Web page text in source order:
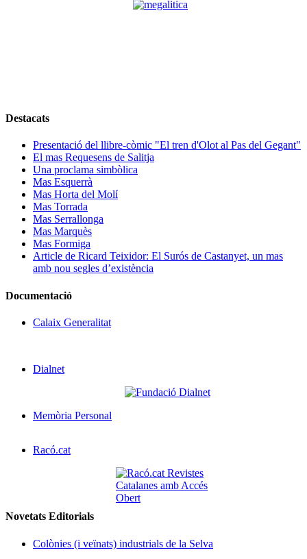
Destacats
Presentació del llibre-còmic "El tren d'Olot al Pas del Gegant"
El mas Requesens de Salitja
Una proclama simbòlica
Mas Esquerrà
Mas Horta del Molí
Mas Torrada
Mas Serrallonga
Mas Marquès
Mas Formiga
Article de Ricard Teixidor: El Surós de Castanyet, un mas
amb nou segles d’existència
Documentació
Calaix Generalitat
Dialnet
Memòria Personal
Racó.cat
Novetats Editorials
Colònies (i veïnats) industrials de la Selva